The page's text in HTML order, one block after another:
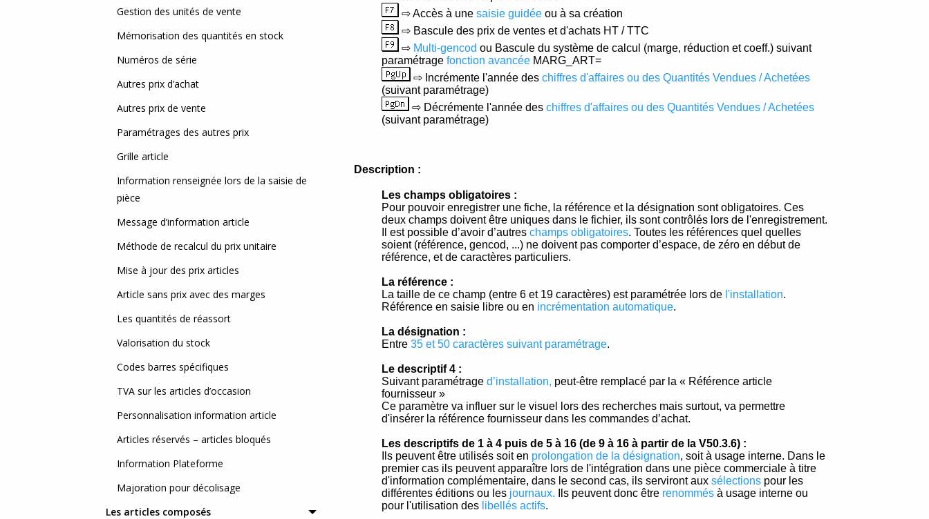
Gestion des unités de vente
Mémorisation des quantités en stock
Numéros de série
Autres prix d’achat
Autres prix de vente
Paramétrages des autres prix
Grille article
Information renseignée lors de la saisie de
pièce
Message d’information article
Méthode de recalcul du prix unitaire
Mise à jour des prix articles
Article sans prix avec des marges
Les quantités de réassort
Valorisation du stock
Codes barres spécifiques
TVA sur les articles d’occasion
Personnalisation information article
Articles réservés – articles bloqués
Information Plateforme
Majoration pour décolisage
Les articles composés